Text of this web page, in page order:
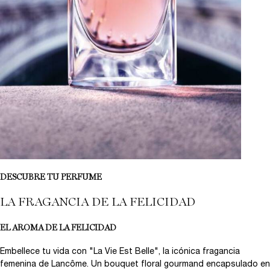
DESCUBRE TU PERFUME
LA FRAGANCIA DE LA FELICIDAD
EL AROMA DE LA FELICIDAD
Embellece tu vida con "La Vie Est Belle", la icónica fragancia
femenina de Lancôme. Un bouquet floral gourmand encapsulado en